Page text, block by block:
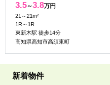
3.5～3.8万円
21～21m²
1R～1R
東新木駅 徒歩14分
高知県高知市高須東町
新着物件